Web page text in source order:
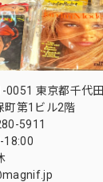
0051 東京都千代
町第1ビル2階
5911
18:00